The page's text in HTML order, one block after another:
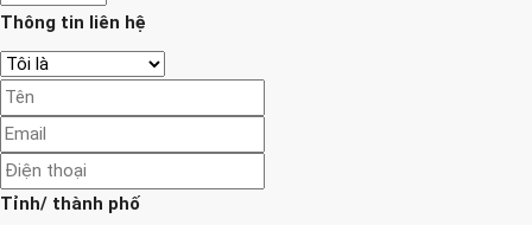
Thông tin liên hệ
Tỉnh/ thành phố